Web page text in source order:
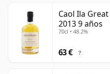
Caol Ila
2013 9 años
70cl • 48.2%
63 € ?